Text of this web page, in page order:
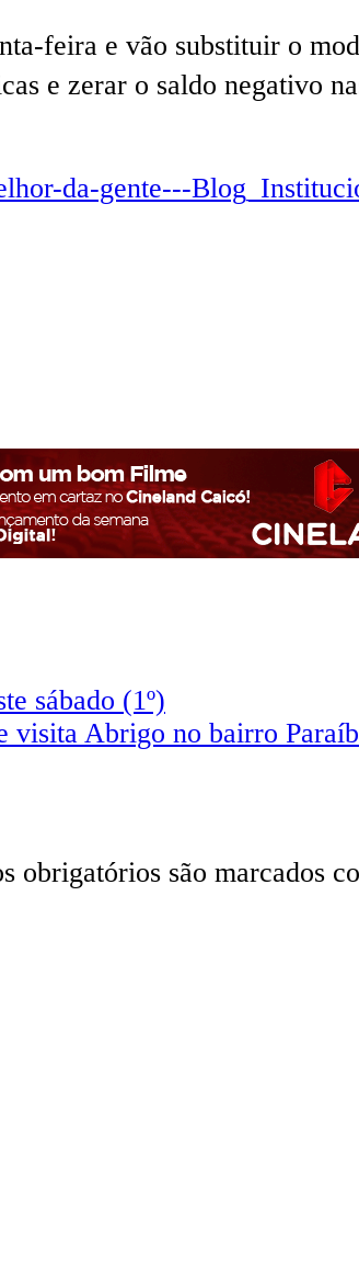
feira e vão substituir o
e zerar o saldo negativo
sábado (1º)
visita Abrigo no bairro
obrigatórios são marcados